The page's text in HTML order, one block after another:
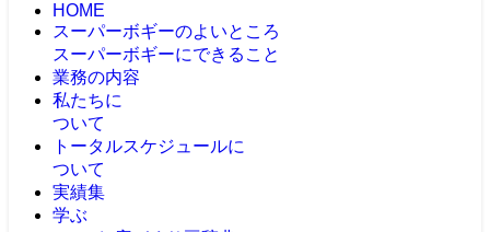
HOME
スーパーボギーのよいところ
スーパーボギーにできること
業務の内容
私たちに
ついて
トータルスケジュールに
ついて
実績集
学ぶ